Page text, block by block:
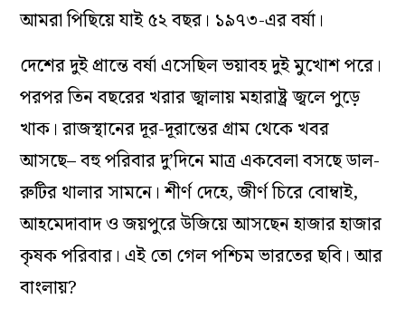
আমরা পিছিয়ে যাই ৫২ বছর। ১৯৭৩-এর বর্ষা।
দেশের দুই প্রান্তে বর্ষা এসেছিল ভয়াবহ দুই মুখোশ পরে।
পরপর তিন বছরের খরার জ্বালায় মহারাষ্ট্র জ্বলে পুড়ে
খাক। রাজস্থানের দূর-দূরান্তের গ্রাম থেকে খবর
আসছে– বহু পরিবার দু’দিনে মাত্র একবেলা বসছে ডাল-
রুটির থালার সামনে। শীর্ণ দেহে, জীর্ণ চিরে বোম্বাই,
আহমেদাবাদ ও জয়পুরে উজিয়ে আসছেন হাজার হাজার
কৃষক পরিবার। এই তো গেল পশ্চিম ভারতের ছবি। আর
বাংলায়?